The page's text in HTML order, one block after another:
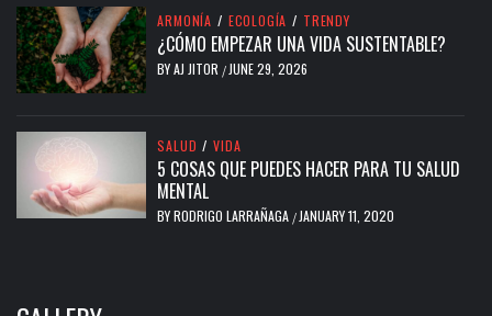
ARMONÍA / ECOLOGÍA / TRENDY
¿CÓMO EMPEZAR UNA VIDA SUSTENTABLE?
BYAJ JITOR / JUNE 29, 2026
SALUD / VIDA
5 COSAS QUE PUEDES HACER PARA TU SALUD
MENTAL
BYRODRIGO LARRAÑAGA / JANUARY 11, 2020